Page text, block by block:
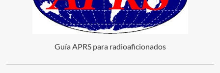
Guía APRS para radioaficionados